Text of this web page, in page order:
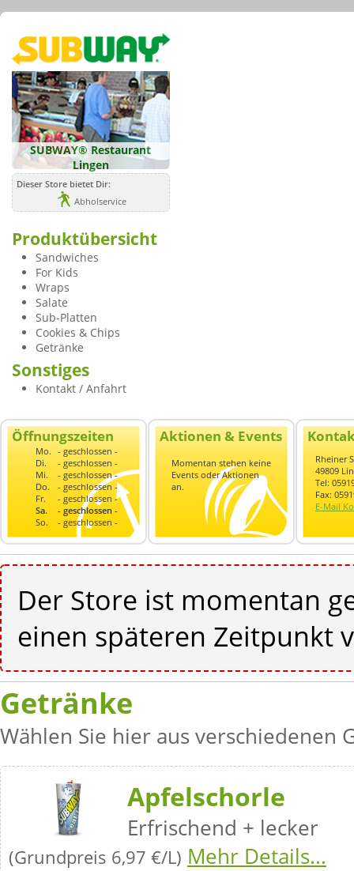
SUBWAY® Restaurant
Lingen
Dieser Store bietet Dir:
Abholservice
Produktübersicht
Sandwiches
For Kids
Wraps
Salate
Sub-Platten
Cookies & Chips
Getränke
Sonstiges
Kontakt / Anfahrt
Öffnungszeiten
Mo. - geschlossen -
Di.
- geschlossen -
Mi.
- geschlossen -
Do.
- geschlossen -
Fr.
- geschlossen -
Sa.
- geschlossen -
So.
- geschlossen -
Aktionen & Events
Momentan stehen keine
Events oder Aktionen
an.
Rheiner
49809
Tel:
Fax:
E-Mail
Der Store ist momentan
einen späteren Zeitpunkt
Getränke
Wählen Sie hier aus verschiedenen
Apfelschorle
Erfrischend + lecker
(Grundpreis 6,97 €/L) Mehr Details...